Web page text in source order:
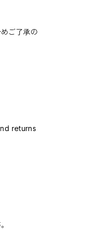
ご了承の
returns